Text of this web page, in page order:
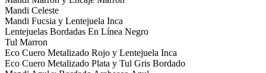
Mandi Celeste
Mandi Fucsia y Lentejuela Inca
Lentejuelas Bordadas En Línea Negro
Tul Marron
Eco Cuero Metalizado Rojo y Lentejuela Inca
Eco Cuero Metalizado Plata y Tul Gris Bordado